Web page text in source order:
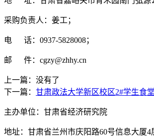
采购负责人：姜工；
电 话： 0937-5828008；
邮 件：cgzy@zhhy.cn
上一篇：没有了
下一篇： 甘肃政法大学新区校区2#学生食
主办单位：甘肃省经济研究院
地址：甘肃省兰州市庆阳路60号信息大厦4